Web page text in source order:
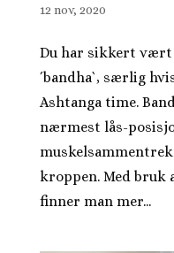
12 nov, 2020
Du har sikkert vært
´bandha`, særlig
Ashtanga time.
nærmest lås-
kroppen. Med bruk
finner man mer...